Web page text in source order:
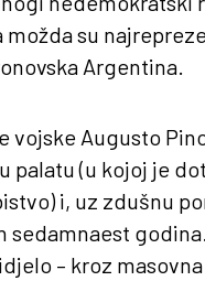
su
Argentina.
vojske Augusto
palatu (u kojoj je
i, uz zdušnu
– kroz